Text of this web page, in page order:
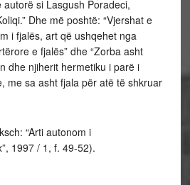
si Lasgush Poradeci,
Dhe më poshtë: “Vjershat e
i fjalës, art që ushqehet nga
e fjalës” dhe “Zorba asht
dhe njiherit hermetiku i parë i
me sa asht fjala për atë të shkruar
“Arti autonom i
1997 / 1, f. 49-52).